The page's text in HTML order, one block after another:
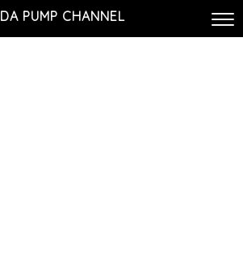
DA PUMP CHANNEL